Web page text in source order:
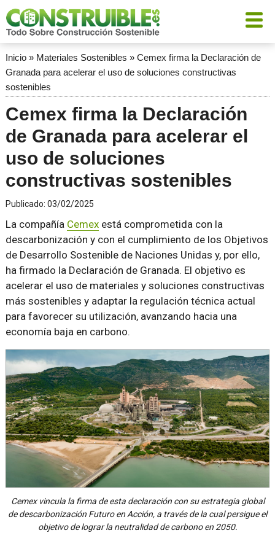
Inicio» Materiales Sostenibles » Cemex firma la Declaración de
Granada para acelerar el uso de soluciones constructivas
sostenibles
Cemex firma la Declaración
de Granada para acelerar el
uso de soluciones
constructivas sostenibles
Publicado: 03/02/2025
La compañía Cemexestá comprometida con la
descarbonización y con el cumplimiento de los Objetivos
de Desarrollo Sostenible de Naciones Unidas y, por ello,
ha firmado la Declaración de Granada. El objetivo es
acelerar el uso de materiales y soluciones constructivas
más sostenibles y adaptar la regulación técnica actual
para favorecer su utilización, avanzando hacia una
economía baja en carbono.
Cemex vincula la firma de esta declaración con su estrategia global
de descarbonización Futuro en Acción, a través de la cual persigue el
objetivo de lograr la neutralidad de carbono en 2050.